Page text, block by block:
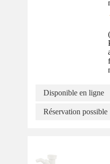
Disponible en ligne
Réservation possible